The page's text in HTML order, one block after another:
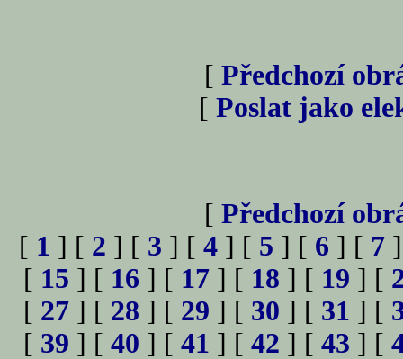
[ Předchozí
[ Poslat jako
[ Předchozí
[ 1 ] [ 2 ] [ 3 ] [ 4 ] [ 5 ] [ 6 ] [ 7
[ 15 ] [ 16 ] [ 17 ] [ 18 ] [ 19 ] [
[ 27 ] [ 28 ] [ 29 ] [ 30 ] [ 31 ] [
[ 39 ] [ 40 ] [ 41 ] [ 42 ] [ 43 ] [